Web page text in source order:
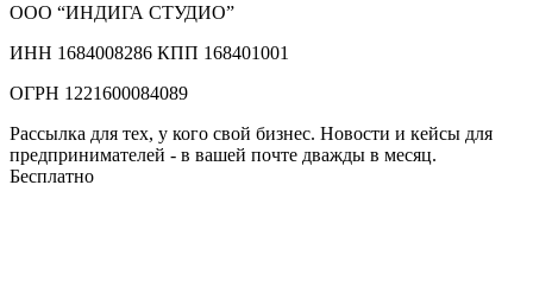
ООО “ИНДИГА СТУДИО”
ИНН 1684008286 КПП 168401001
ОГРН 1221600084089
Рассылка для тех, у кого свой бизнес. Новости и кейсы для
предпринимателей - в вашей почте дважды в месяц.
Бесплатно